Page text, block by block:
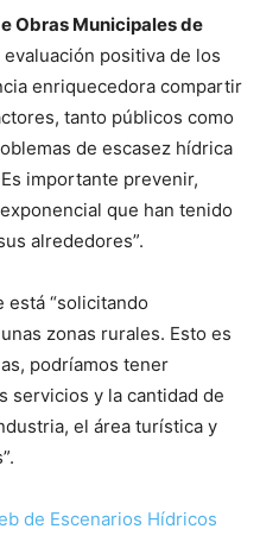
Obras Municipales de
positiva de los
enriquecedora compartir
tanto públicos como
de escasez hídrica
importante prevenir,
que han tenido
alrededores”.
está “solicitando
zonas rurales. Esto es
podríamos tener
servicios y la cantidad de
el área turística y
de Escenarios Hídricos